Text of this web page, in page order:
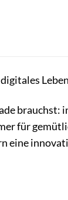
brauchst:
für
eine